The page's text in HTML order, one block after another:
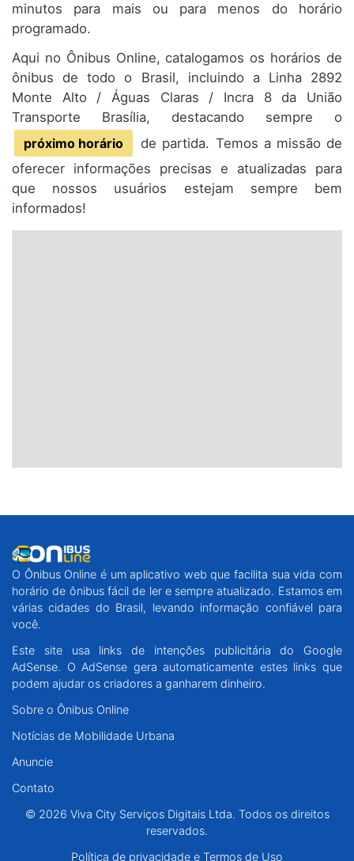
minutos para mais ou para menos do horário
programado.
Aqui no Ônibus Online, catalogamos os horários de
ônibus de todo o Brasil, incluindo a Linha 2892
Monte Alto / Águas Claras / Incra 8 da União
Transporte Brasília, destacando sempre o
próximo horário
de partida. Temos a missão de
oferecer informações precisas e atualizadas para
que nossos usuários estejam sempre bem
informados!
O Ônibus Online é um aplicativo web que facilita sua vida com
horário de ônibus fácil de ler e sempre atualizado. Estamos em
várias cidades do Brasil, levando informação confiável para
você.
Este site usa links de intenções publicitária do Google
AdSense. O AdSense gera automaticamente estes links que
podem ajudar os criadores a ganharem dinheiro.
Sobre o Ônibus Online
Notícias de Mobilidade Urbana
Anuncie
Contato
© 2026 Viva City Serviços Digitais Ltda. Todos os direitos
reservados.
Política de privacidade e Termos de Uso